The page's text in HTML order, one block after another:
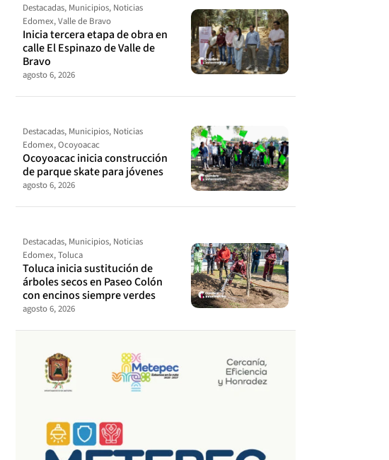
Destacadas, Municipios, Noticias
Edomex,Valle de Bravo
Inicia tercera etapa de obra en
calle El Espinazo de Valle de
Bravo
agosto 6, 2026
Destacadas, Municipios, Noticias
Edomex,Ocoyoacac
Ocoyoacac inicia construcción
de parque skate para jóvenes
agosto 6, 2026
Destacadas, Municipios, Noticias
Edomex,Toluca
Toluca inicia sustitución de
árboles secos en Paseo Colón
con encinos siempre verdes
agosto 6, 2026